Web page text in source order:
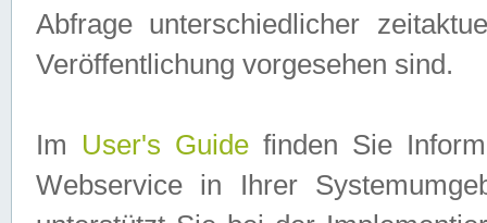
Abfrage unterschiedlicher
Veröffentlichung vorgesehen sind.
Im User's Guidefinden Sie
Webservice in Ihrer